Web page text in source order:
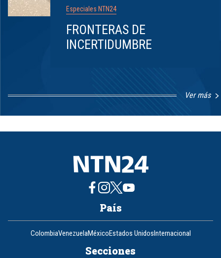
Especiales NTN24
FRONTERAS DE
INCERTIDUMBRE
Ver más
1
8
País
ColombiaVenezuelaMéxicoEstados UnidosInternacional
Secciones